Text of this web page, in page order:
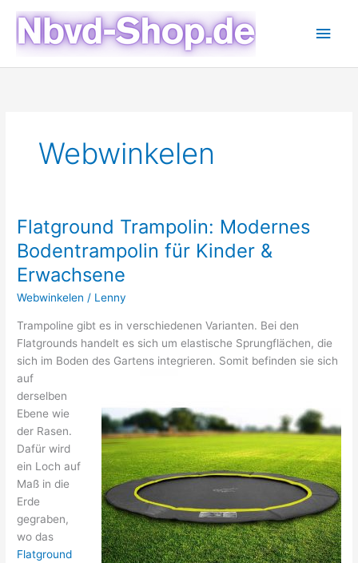
content
Main
Webwinkelen
Flatground Trampolin: Modernes
Bodentrampolin für Kinder &
Erwachsene
Webwinkelen / Lenny
Trampoline gibt es in verschiedenen Varianten. Bei den
Flatgrounds handelt es sich um elastische Sprungflächen, die
sich im Boden des Gartens integrieren. Somit befinden sie sich
auf
derselben
Ebene wie
der Rasen.
Dafür wird
ein Loch auf
Maß in die
Erde
gegraben,
wo das
Flatground